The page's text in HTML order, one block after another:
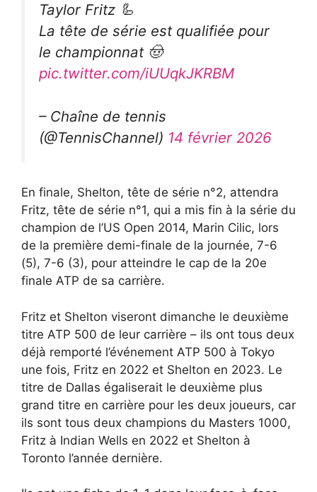
Taylor Fritz 🦾
La tête de série est qualifiée pour
le championnat 🤠
pic.twitter.com/iUUqkJKRBM
– Chaîne de tennis
(@TennisChannel) 14 février 2026
En finale, Shelton, tête de série n°2, attendra
Fritz, tête de série n°1, qui a mis fin à la série du
champion de l’US Open 2014, Marin Cilic, lors
de la première demi-finale de la journée, 7-6
(5), 7-6 (3), pour atteindre le cap de la 20e
finale ATP de sa carrière.
Fritz et Shelton viseront dimanche le deuxième
titre ATP 500 de leur carrière – ils ont tous deux
déjà remporté l’événement ATP 500 à Tokyo
une fois, Fritz en 2022 et Shelton en 2023. Le
titre de Dallas égaliserait le deuxième plus
grand titre en carrière pour les deux joueurs, car
ils sont tous deux champions du Masters 1000,
Fritz à Indian Wells en 2022 et Shelton à
Toronto l’année dernière.